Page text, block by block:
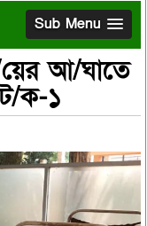
Sub Menu
য়ের আ/ঘাতে
ক-১